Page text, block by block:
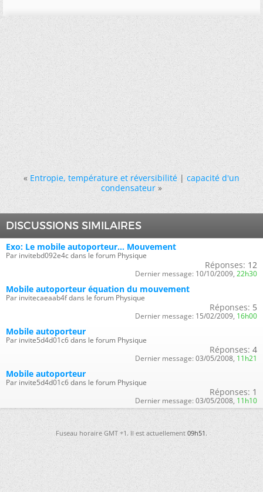
« Entropie, température et réversibilité|capacité d'un
condensateur »
DISCUSSIONS SIMILAIRES
Exo: Le mobile autoporteur... Mouvement
Par invitebd092e4c dans le forum Physique
Réponses: 12
Dernier message: 10/10/2009, 22h30
Mobile autoporteur équation du mouvement
Par invitecaeaab4f dans le forum Physique
Réponses: 5
Dernier message: 15/02/2009, 16h00
Mobile autoporteur
Par invite5d4d01c6 dans le forum Physique
Réponses: 4
Dernier message: 03/05/2008, 11h21
Mobile autoporteur
Par invite5d4d01c6 dans le forum Physique
Réponses: 1
Dernier message: 03/05/2008, 11h10
Fuseau horaire GMT +1. Il est actuellement09h51.